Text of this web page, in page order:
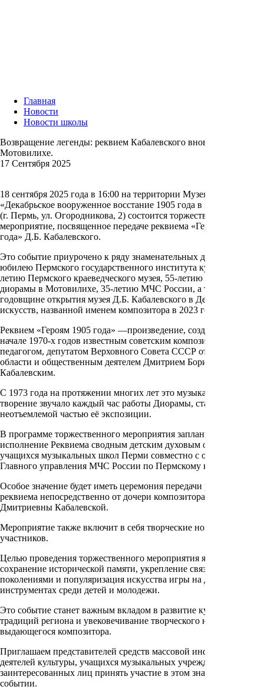
Главная
Новости
Новости школы
Возвращение легенды: реквием Кабалевского вновь прозвучит в
Мотовилихе.
17 Сентября 2025
18 сентября 2025 года в 16:00 на территории Музея-диорамы
«Декабрьское вооруженное восстание 1905 года в Мотовилихе»
(г. Пермь, ул. Огородникова, 2) состоится торжественное
мероприятие, посвященное передаче реквиема «Героям 1905
года» Д.Б. Кабалевского.
Это событие приурочено к ряду знаменательных дат: 50-летнему
юбилею Пермского государственного института культуры, 135-
летию Пермского краеведческого музея, 55-летию Музея-
диорамы в Мотовилихе, 35-летию МЧС России, а также
годовщине открытия музея Д.Б. Кабалевского в Детской школе
искусств, названной именем композитора в 2023 году.
Реквием «Героям 1905 года» —произведение, созданное в
начале 1970-х годов известным советским композитором,
педагогом, депутатом Верховного Совета СССР от Пермской
области и общественным деятелем Дмитрием Борисовичем
Кабалевским.
С 1973 года на протяжении многих лет это музыкальное
творение звучало каждый час работы Диорамы, становясь
неотъемлемой частью её экспозиции.
В программе торжественного мероприятия запланировано
исполнение Реквиема сводным детским духовым оркестром
учащихся музыкальных школ Перми совместно с оркестром
Главного управления МЧС России по Пермскому краю.
Особое значение будет иметь церемония передачи рукописи
реквиема непосредственно от дочери композитора Марии
Дмитриевны Кабалевской.
Мероприятие также включит в себя творческие номера
участников.
Целью проведения торжественного мероприятия является
сохранение исторической памяти, укрепление связи между
поколениями и популяризация искусства игры на духовых
инструментах среди детей и молодежи.
Это событие станет важным вкладом в развитие культурных
традиций региона и увековечивание творческого наследия
выдающегося композитора.
Приглашаем представителей средств массовой информации,
деятелей культуры, учащихся музыкальных учреждений и всех
заинтересованных лиц принять участие в этом значимом
событии.